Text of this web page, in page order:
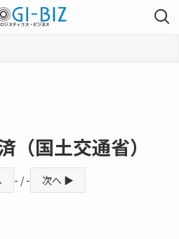
（国土交通省）
- / - 次へ ▶